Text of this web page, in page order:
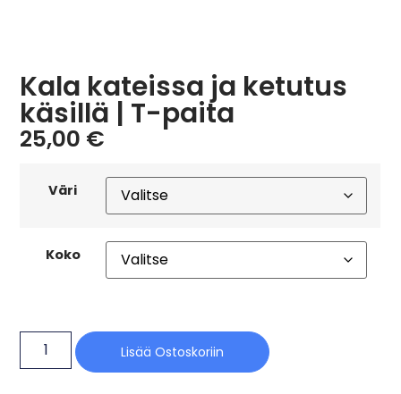
Kala kateissa ja ketutus
käsillä | T-paita
25,00 €
Väri
Koko
Lisää Ostoskoriin